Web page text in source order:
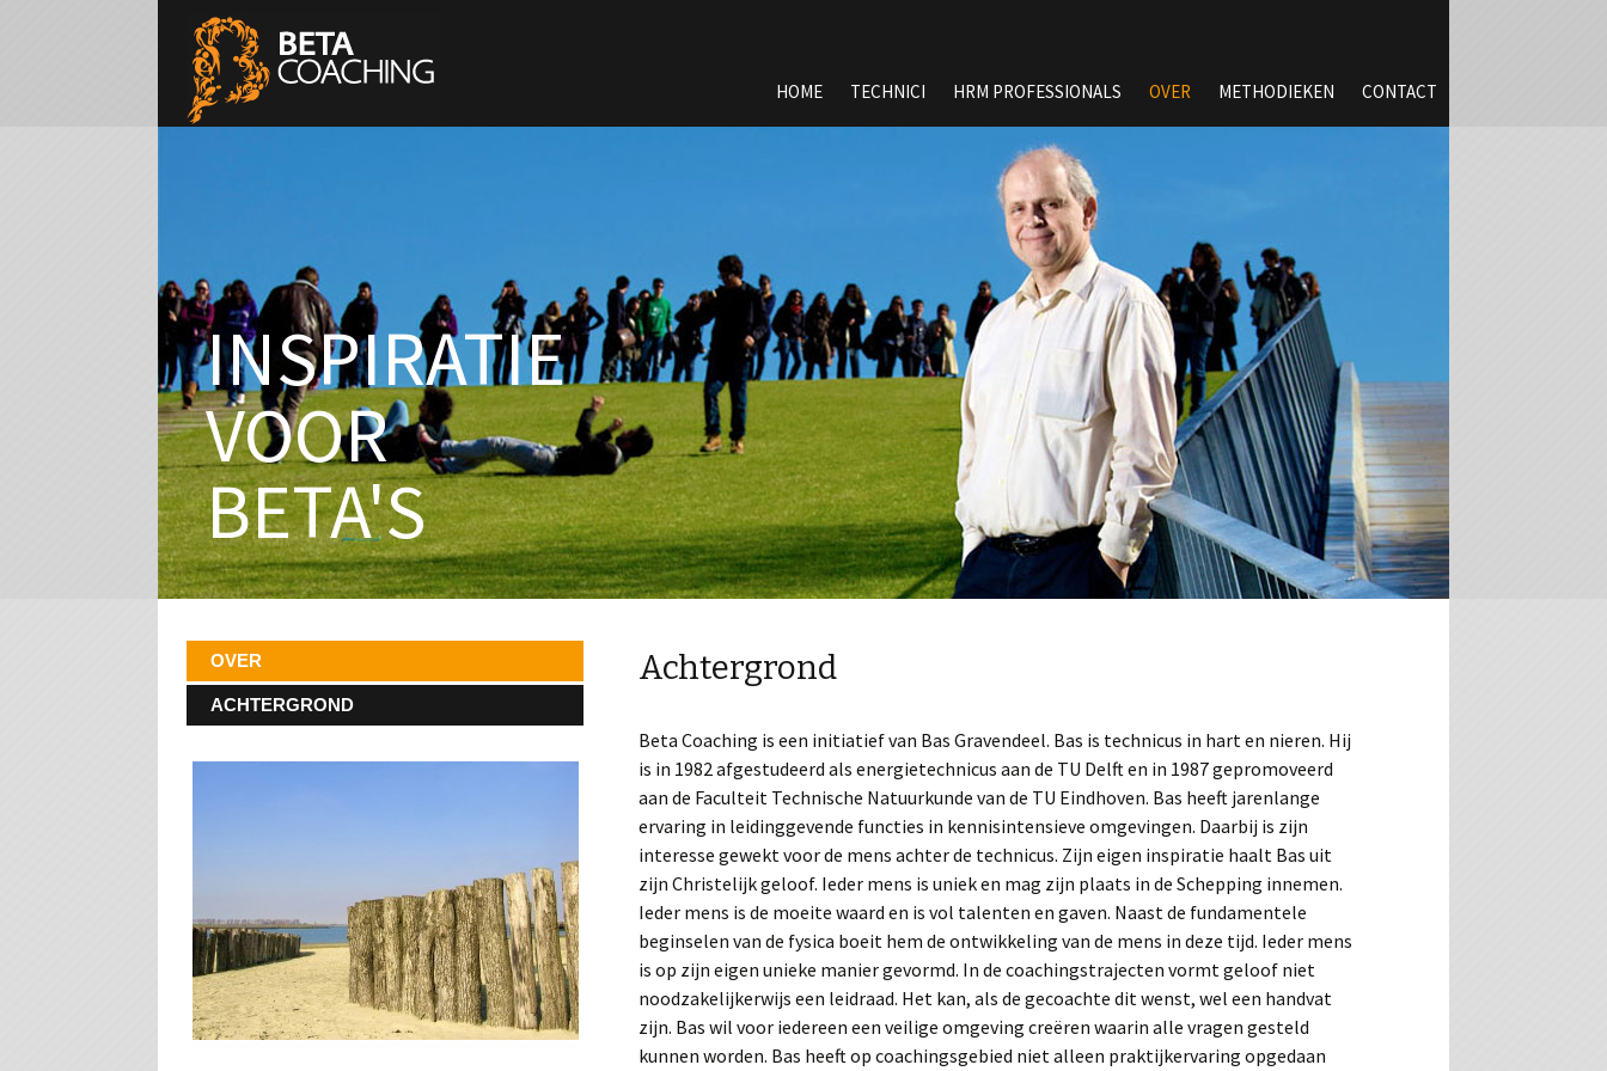
HOME TECHNICI HRM PROFESSIONALS OVER METHODIEKEN CONTACT
INSPIRATIE
VOOR
BETA'S
OVER
ACHTERGROND
Achtergrond
Beta Coaching is een initiatief van Bas Gravendeel. Bas is technicus in hart en nieren. Hij
is in 1982 afgestudeerd als energietechnicus aan de TU Delft en in 1987 gepromoveerd
aan de Faculteit Technische Natuurkunde van de TU Eindhoven. Bas heeft jarenlange
ervaring in leidinggevende functies in kennisintensieve omgevingen. Daarbij is zijn
interesse gewekt voor de mens achter de technicus. Zijn eigen inspiratie haalt Bas uit
zijn Christelijk geloof. Ieder mens is uniek en mag zijn plaats in de Schepping innemen.
Ieder mens is de moeite waard en is vol talenten en gaven. Naast de fundamentele
beginselen van de fysica boeit hem de ontwikkeling van de mens in deze tijd. Ieder mens
is op zijn eigen unieke manier gevormd. In de coachingstrajecten vormt geloof niet
noodzakelijkerwijs een leidraad. Het kan, als de gecoachte dit wenst, wel een handvat
zijn. Bas wil voor iedereen een veilige omgeving creëren waarin alle vragen gesteld
kunnen worden. Bas heeft op coachingsgebied niet alleen praktijkervaring opgedaan